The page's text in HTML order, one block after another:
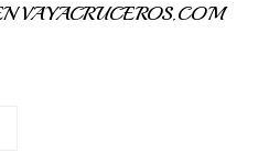
VAYACRUCEROS.COM